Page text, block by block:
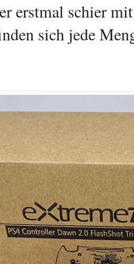
erstmal schier
sich jede